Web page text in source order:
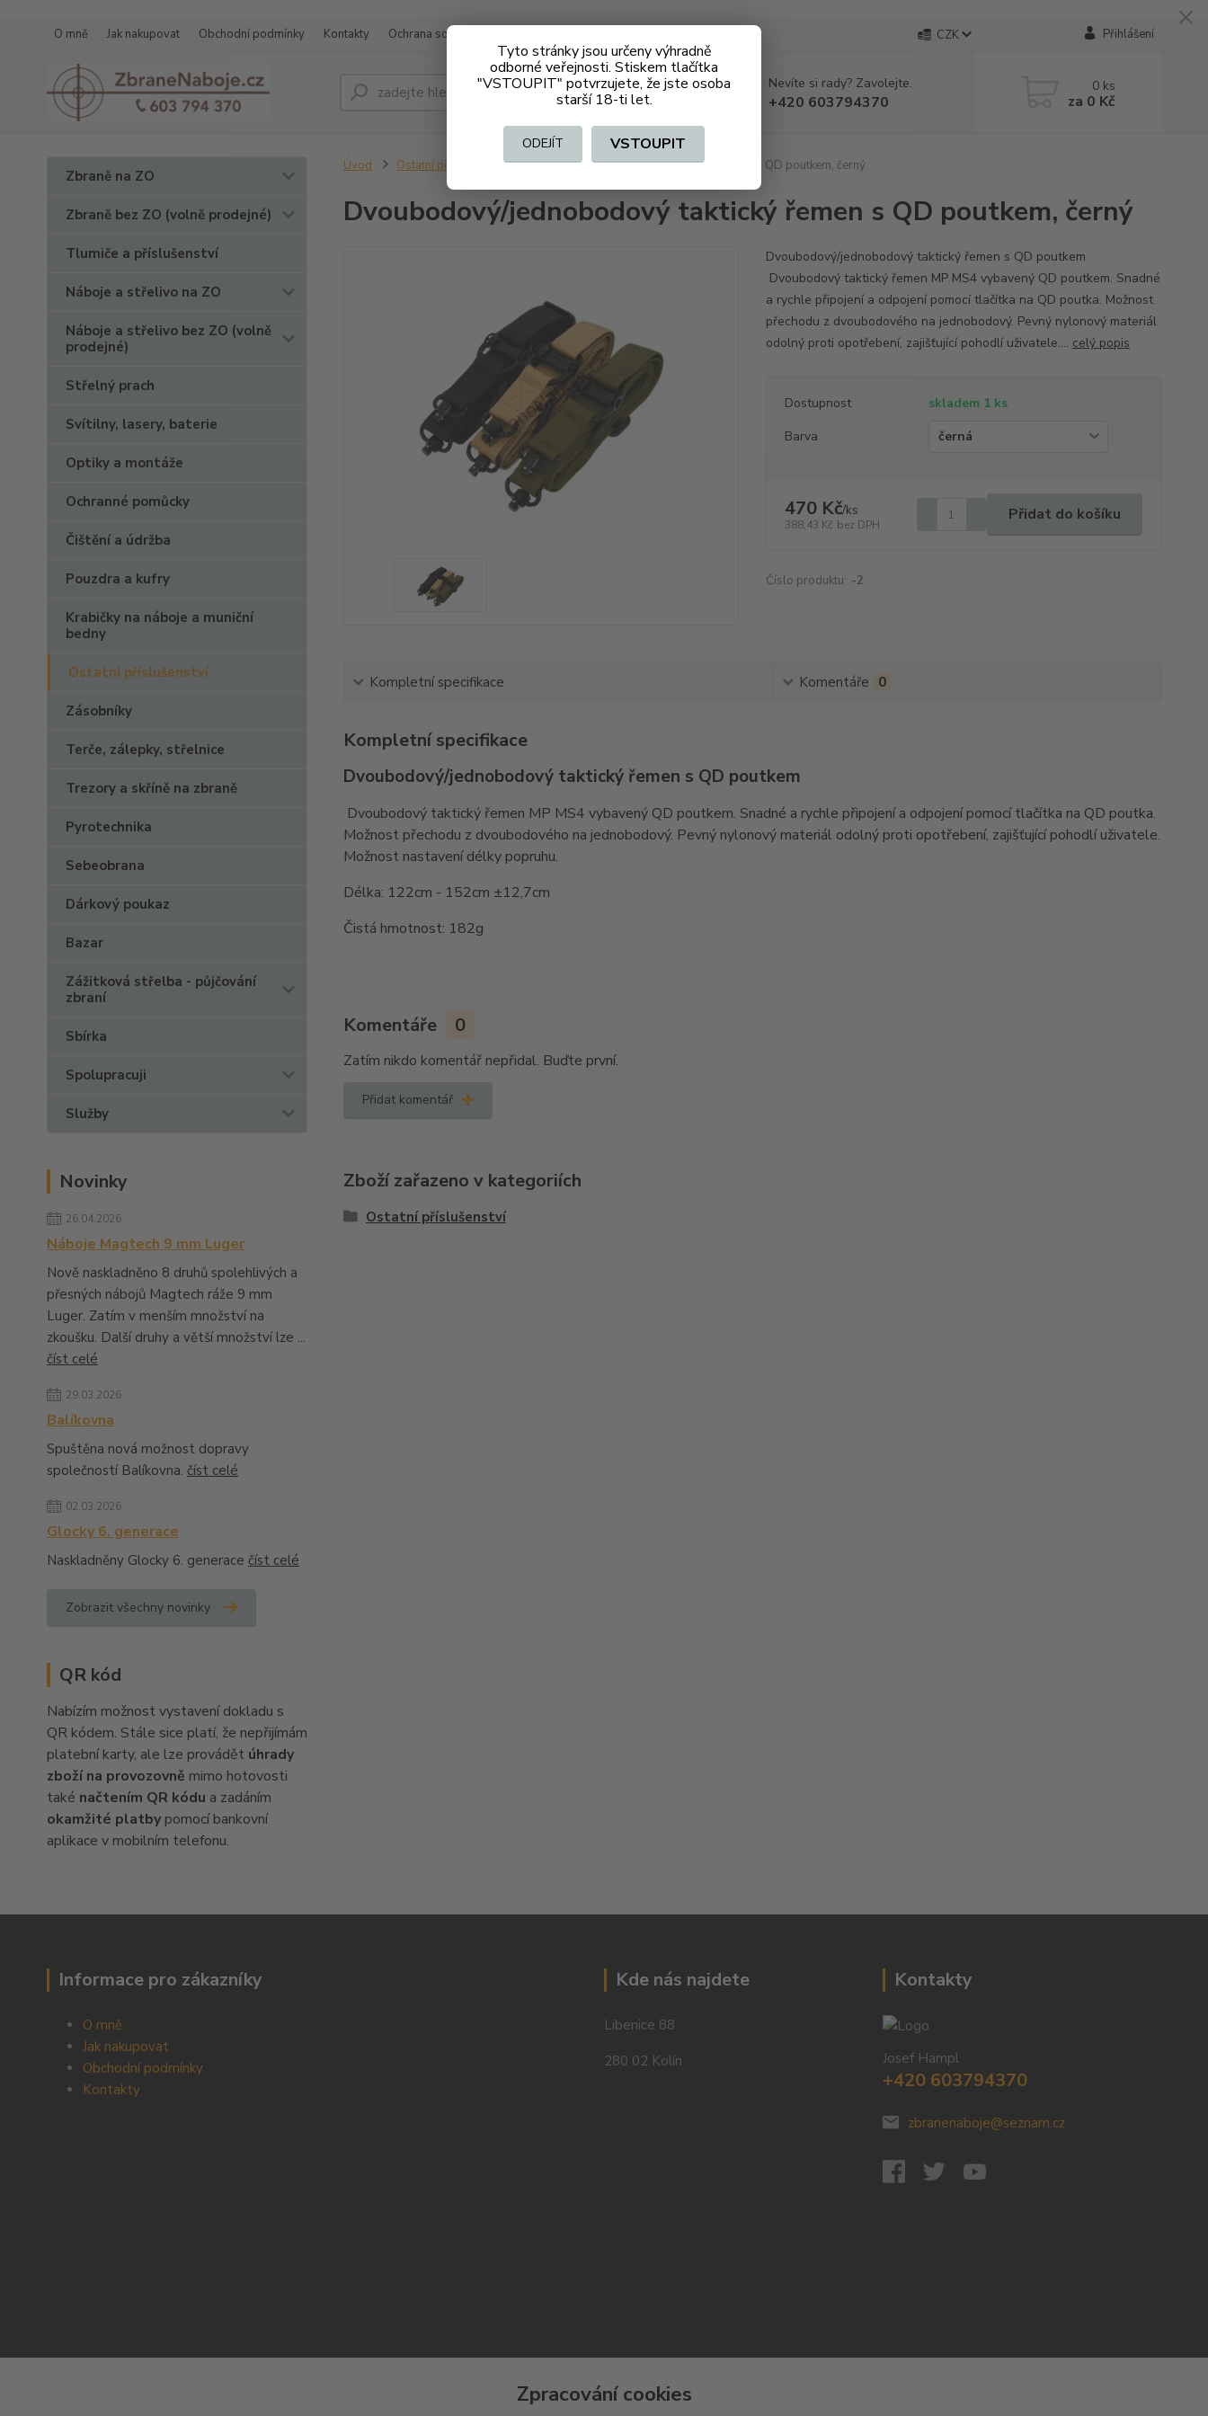
Tyto stránky jsou určeny výhradně
odborné veřejnosti. Stiskem tlačítka
"VSTOUPIT" potvrzujete, že jste osoba
starší 18-ti let.
ODEJÍT VSTOUPIT
O mně Jak nakupovat Obchodní podmínky Kontakty Ochrana soukromí CZK Přihlášení
Hledat Nevíte si rady? Zavolejte.
+420 603794370
0 ks
za 0 Kč
Zbraně na ZO
Zbraně bez ZO (volně prodejné)
Tlumiče a příslušenství
Náboje a střelivo na ZO
Náboje a střelivo bez ZO (volně
prodejné)
Střelný prach
Svítilny, lasery, baterie
Optiky a montáže
Ochranné pomůcky
Čištění a údržba
Pouzdra a kufry
Krabičky na náboje a muniční
bedny
Ostatní příslušenství
Zásobníky
Terče, zálepky, střelnice
Trezory a skříně na zbraně
Pyrotechnika
Sebeobrana
Dárkový poukaz
Bazar
Zážitková střelba - půjčování
zbraní
Sbírka
Spolupracuji
Služby
Novinky
26.04.2026
Náboje Magtech 9 mm Luger
Nově naskladněno 8 druhů spolehlivých a
přesných nábojů Magtech ráže 9 mm
Luger. Zatím v menším množství na
zkoušku. Další druhy a větší množství lze ...
číst celé
29.03.2026
Balíkovna
Spuštěna nová možnost dopravy
společností Balíkovna. číst celé
02.03.2026
Glocky 6. generace
Naskladněny Glocky 6. generace číst celé
Zobrazit všechny novinky
QR kód
Nabízím možnost vystavení dokladu s
QR kódem. Stále sice platí, že nepřijímám
platební karty, ale lze provádět úhrady
zboží na provozovně mimo hotovosti
také načtením QR kódu a zadáním
okamžité platby pomocí bankovní
aplikace v mobilním telefonu.
Úvod Ostatní příslušenství Dvoubodový/jednobodový taktický řemen s QD poutkem, černý
Dvoubodový/jednobodový taktický řemen s QD poutkem, černý
Dvoubodový/jednobodový taktický řemen s QD poutkem
Dvoubodový taktický řemen MP MS4 vybavený QD poutkem. Snadné
a rychle připojení a odpojení pomocí tlačítka na QD poutka. Možnost
přechodu z dvoubodového na jednobodový. Pevný nylonový materiál
odolný proti opotřebení, zajišťující pohodlí uživatele.... celý popis
Dostupnost
skladem 1 ks
Barva
470 Kč/ks
388,43 Kč bez DPH
Přidat do košíku
Číslo produktu: -2
Kompletní specifikace Komentáře 0
Kompletní specifikace
Dvoubodový/jednobodový taktický řemen s QD poutkem
Dvoubodový taktický řemen MP MS4 vybavený QD poutkem. Snadné a rychle připojení a odpojení pomocí tlačítka na QD poutka.
Možnost přechodu z dvoubodového na jednobodový. Pevný nylonový materiál odolný proti opotřebení, zajišťující pohodlí uživatele.
Možnost nastavení délky popruhu.
Délka: 122cm - 152cm ±12,7cm
Čistá hmotnost: 182g
Komentáře 0
Zatím nikdo komentář nepřidal. Buďte první.
Přidat komentář
Zboží zařazeno v kategoriích
Ostatní příslušenství
Informace pro zákazníky
O mně
Jak nakupovat
Obchodní podmínky
Kontakty
Kde nás najdete
Libenice 88
280 02 Kolín
Kontakty
Josef Hampl
+420 603794370
zbranenaboje@seznam.cz
Zpracování cookies